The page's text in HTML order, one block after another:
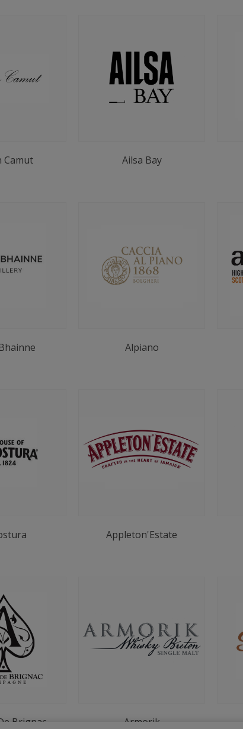
Camut Ailsa Bay
Alpiano
Appleton'Estate
Brignac Armorik